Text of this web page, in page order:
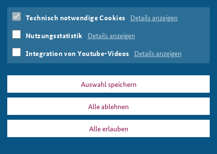
DATA PRIVACY IMPRINT
Technisch notwendige Cookies Details anzeigen
Nutzungsstatistik Details anzeigen
Integration von Youtube-Videos Details anzeigen
Auswahl speichern
Alle ablehnen
Alle erlauben